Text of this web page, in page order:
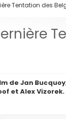
Tentation des
de Jan
et Alex